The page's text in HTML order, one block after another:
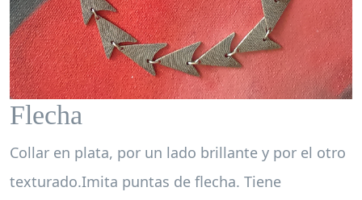
Flecha
Collar en plata, por un lado brillante y por el otro
texturado.Imita puntas de flecha. Tiene